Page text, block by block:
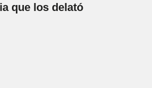
que los delató